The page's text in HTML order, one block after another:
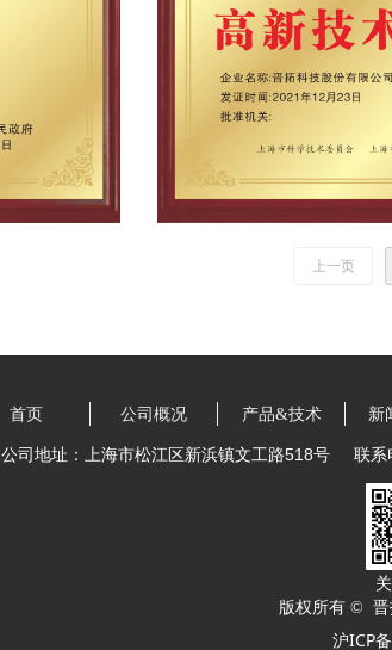
上一页
首页 公司概况 产品&技术 新
公司地址：上海市松江区新浜镇文工路518号 联
版权所有 © 晋
沪ICP